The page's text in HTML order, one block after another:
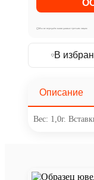
Мы не передаём ваши данные третьим лицам
В
Описание
Вес: 1,0г.